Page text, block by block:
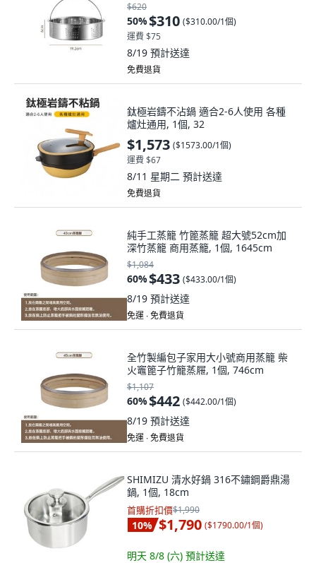
$620
50%$310 ($310.00/1個)
運費 $75
8/19 預計送達
免費退貨
鈦極岩鑄不沾鍋 適合2-6人使用 各種
爐灶通用, 1個, 32
$1,573 ($1573.00/1個)
運費 $67
8/11 星期二 預計送達
免費退貨
純手工蒸籠 竹篦蒸籠 超大號52cm加
深竹蒸籠 商用蒸籠, 1個, 1645cm
$1,084
60%$433 ($433.00/1個)
8/19 預計送達
免運 ∙ 免費退貨
全竹製編包子家用大小號商用蒸籠 柴
火竈篦子竹籠蒸屜, 1個, 746cm
$1,107
60%$442 ($442.00/1個)
8/19 預計送達
免運 ∙ 免費退貨
SHIMIZU 清水好鍋 316不鏽鋼爵鼎湯
鍋, 1個, 18cm
首購折扣價$1,990
10% $1,790 ($1790.00/1個)
明天 8/8 (六) 預計送達